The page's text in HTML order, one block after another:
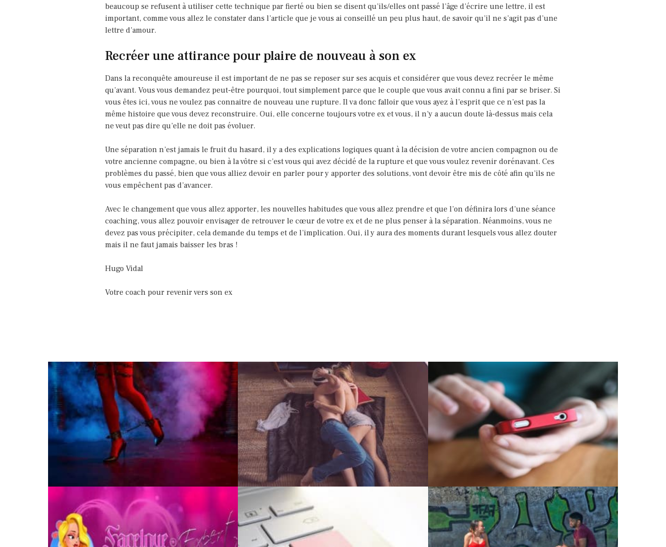
beaucoup se refusent à utiliser cette technique par fierté ou bien se disent qu’ils/elles ont passé l’âge d’écrire une lettre, il est
important, comme vous allez le constater dans l’article que je vous ai conseillé un peu plus haut, de savoir qu’il ne s’agit pas d’une
lettre d’amour.
Recréer une attirance pour plaire de nouveau à son ex
Dans la reconquête amoureuse il est important de ne pas se reposer sur ses acquis et considérer que vous devez recréer le même
qu’avant. Vous vous demandez peut-être pourquoi, tout simplement parce que le couple que vous avait connu a fini par se briser. Si
vous êtes ici, vous ne voulez pas connaitre de nouveau une rupture. Il va donc falloir que vous ayez à l’esprit que ce n’est pas la
même histoire que vous devez reconstruire. Oui, elle concerne toujours votre ex et vous, il n’y a aucun doute là-dessus mais cela
ne veut pas dire qu’elle ne doit pas évoluer.
Une séparation n’est jamais le fruit du hasard, il y a des explications logiques quant à la décision de votre ancien compagnon ou de
votre ancienne compagne, ou bien à la vôtre si c’est vous qui avez décidé de la rupture et que vous voulez revenir dorénavant. Ces
problèmes du passé, bien que vous alliez devoir en parler pour y apporter des solutions, vont devoir être mis de côté afin qu’ils ne
vous empêchent pas d’avancer.
Avec le changement que vous allez apporter, les nouvelles habitudes que vous allez prendre et que l’on définira lors d’une séance
coaching, vous allez pouvoir envisager de retrouver le cœur de votre ex et de ne plus penser à la séparation. Néanmoins, vous ne
devez pas vous précipiter, cela demande du temps et de l’implication. Oui, il y aura des moments durant lesquels vous allez douter
mais il ne faut jamais baisser les bras !
Hugo Vidal
Votre coach pour revenir vers son ex